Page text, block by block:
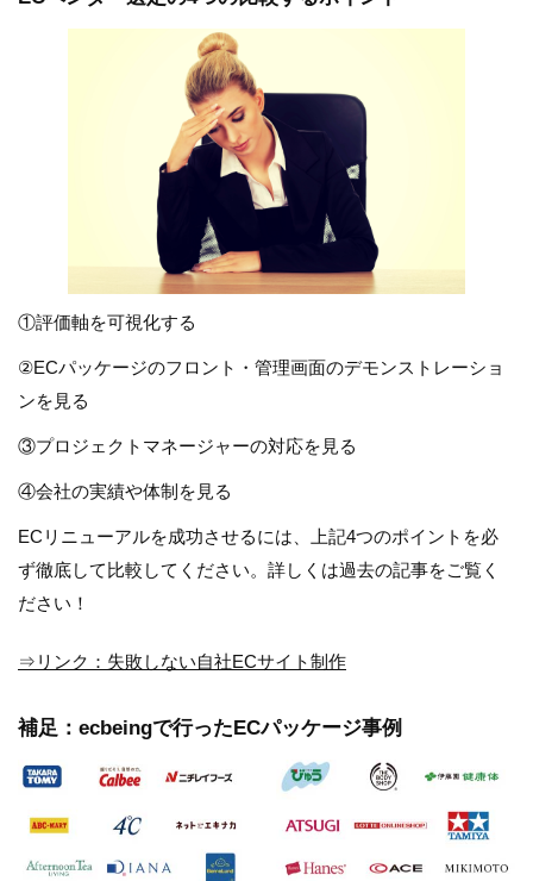
①評価軸を可視化する
②ECパッケージのフロント・管理画面のデモンストレーショ
ンを見る
③プロジェクトマネージャーの対応を見る
④会社の実績や体制を見る
ECリニューアルを成功させるには、上記4つのポイントを必
ず徹底して比較してください。詳しくは過去の記事をご覧く
ださい！
⇒リンク：失敗しない自社ECサイト制作
補足：ecbeingで行ったECパッケージ事例